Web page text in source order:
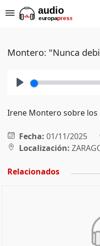
Montero: "Nunca
Irene Montero sobre los
Fecha: 01/11/2025
Localización:
Relacionados